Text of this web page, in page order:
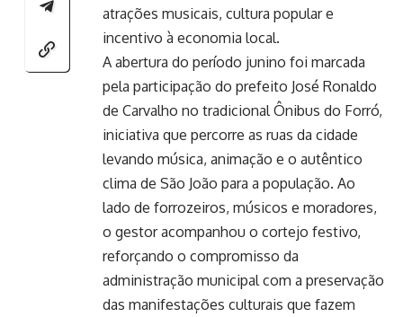
atrações musicais, cultura popular e
incentivo à economia local.
A abertura do período junino foi marcada
pela participação do prefeito José Ronaldo
de Carvalho no tradicional Ônibus do Forró,
iniciativa que percorre as ruas da cidade
levando música, animação e o autêntico
clima de São João para a população. Ao
lado de forrozeiros, músicos e moradores,
o gestor acompanhou o cortejo festivo,
reforçando o compromisso da
administração municipal com a preservação
das manifestações culturais que fazem